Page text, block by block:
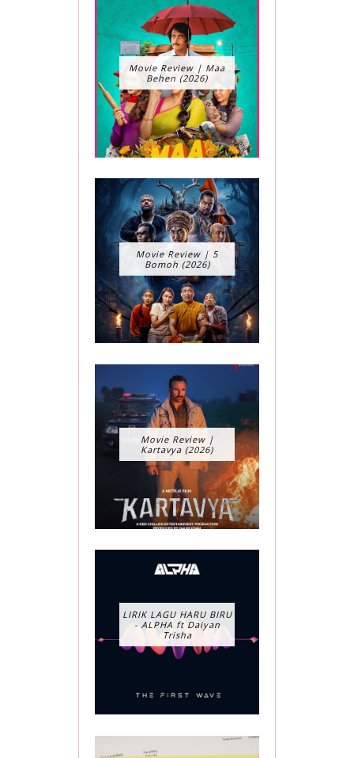
Movie Review | Maa
Behen (2026)
Movie Review | 5
Bomoh (2026)
Movie Review |
Kartavya (2026)
LIRIK LAGU HARU BIRU
- ALPHA ft Daiyan
Trisha